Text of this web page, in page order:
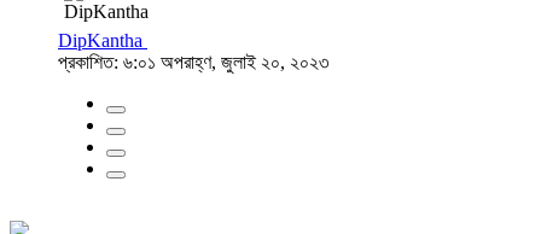
DipKantha
প্রকাশিত: ৬:০১ অপরাহ্ণ, জুলাই ২০, ২০২৩